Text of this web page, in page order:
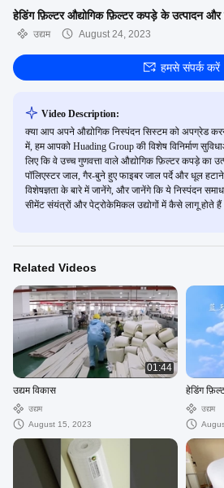
हेडिंग फ़िल्टर औद्योगिक फ़िल्टर कपड़े के उत्पादन और
उद्यम August 24, 2023
हमसे संपर्क करें
Video Description:
क्या आप अपने औद्योगिक निस्पंदन सिस्टम को अपग्रेड
में, हम आपको Huading Group की विशेष विनिर्माण
लिए कि वे उच्च गुणवत्ता वाले औद्योगिक फ़िल्टर कपड़े का
पॉलिएस्टर जाल, गैर-बुने हुए फाइबर जाल पर्दे और धूल
विशेषज्ञता के बारे में जानेंगे, और जानेंगे कि ये निस्पंदन
सीमेंट संयंत्रों और पेट्रोकेमिकल उद्योगों में कैसे लागू होते
Related Videos
01:44
उद्यम विकास
उद्यम
August 15, 2023
हेडिंग
उद्यम